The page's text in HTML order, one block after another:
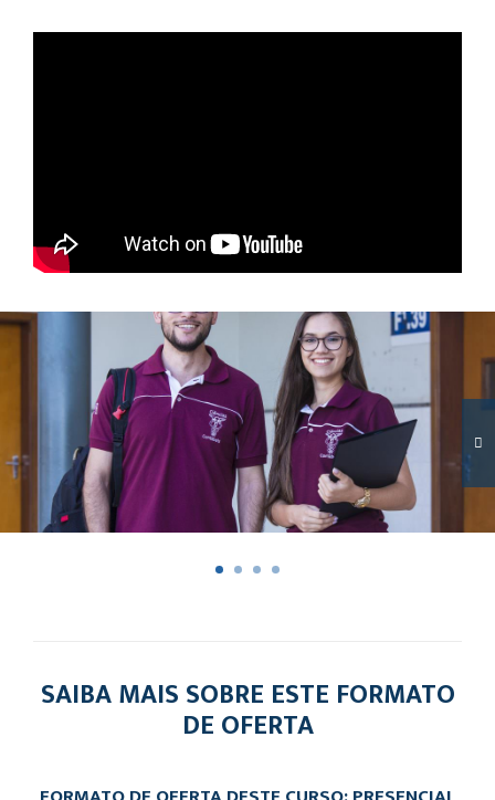
SAIBA MAIS SOBRE ESTE FORMATO
DE OFERTA